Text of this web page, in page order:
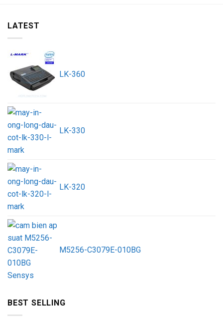
LATEST
LK-360
LK-330
LK-320
M5256-C3079E-010BG
BEST SELLING